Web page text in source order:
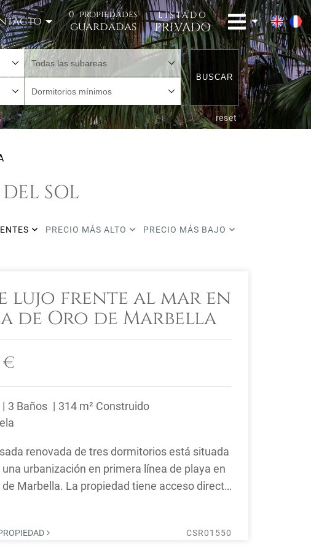
0 propiedades
guardadas
LISTADO
PRIVADO
Todas las subareas
Dormitorios mínimos
BUSCAR
reset
SOL
PRECIO MÁS ALTO PRECIO MÁS BAJO
lujo frente al mar en
de Oro de Marbella
€
3 Baños
314 m² Construido
renovada de tres dormitorios está situada
una urbanización en primera línea de playa en
de Marbella. La propiedad tiene acceso directo
CSR01550